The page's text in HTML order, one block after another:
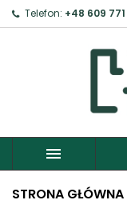
Telefon: +48 609 771

STRONA GŁÓWNA
Zaloguj
Aby zapisać
Anuluj